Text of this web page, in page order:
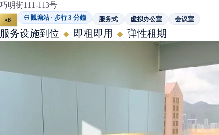
巧明街111-113号
B 觀塘站 · 步行 3 分鐘 服务式 虚拟办公室 会议室
服务设施到位 ◆ 即租即用 ◆ 弹性租期